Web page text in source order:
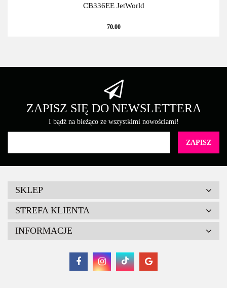
CB336EE JetWorld
70.00
ZAPISZ SIĘ DO NEWSLETTERA
I bądź na bieżąco ze wszystkimi nowościami!
SKLEP
STREFA KLIENTA
INFORMACJE